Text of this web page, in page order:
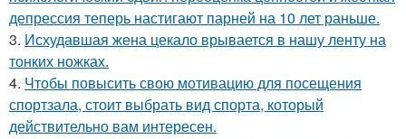
депрессия теперь настигают парней на 10 лет раньше.
3. Исхудавшая жена цекало врывается в нашу ленту на
тонких ножках.
4. Чтобы повысить свою мотивацию для посещения
спортзала, стоит выбрать вид спорта, который
действительно вам интересен.